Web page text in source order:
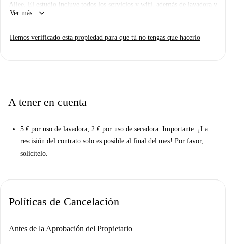
Allee. El estudio incluye todos los servicios y wifi, además de lavadora y
secadora compartidas. Verificado por Spotahome, este alojamiento es
Ver más keyboard_arrow_down
Hemos verificado esta propiedad para que tú no tengas que hacerlo
A tener en cuenta
5 € por uso de lavadora; 2 € por uso de secadora. Importante: ¡La
rescisión del contrato solo es posible al final del mes! Por favor,
solicítelo.
Políticas de Cancelación
Antes de la Aprobación del Propietario